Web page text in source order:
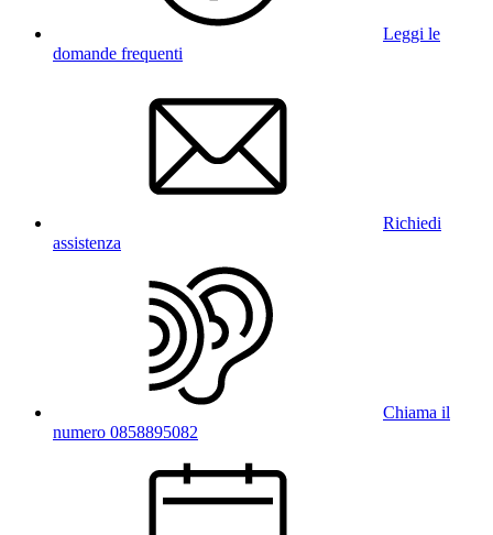
Leggi le
domande frequenti
Richiedi
assistenza
Chiama il
numero 0858895082